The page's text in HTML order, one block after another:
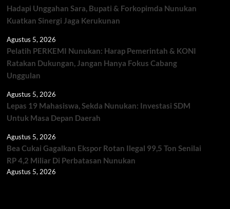
Hadapi Unggahan Sara, Bupati & Forkopimda Nunukan
Kuatkan Sinergi Jaga Kerukunan
Agustus 5, 2026
Pelatih PERKEMI Nunukan: Harap Pemerintah & KONI
Ratakan Dukungan, Jangan Hanya Fokus Cabang
Unggulan
Agustus 5, 2026
Lepas 19 Mahasiswa, Sekda Nunukan: Investasi SDM
Untuk Masa Depan Daerah
Agustus 5, 2026
Bea Cukai Gagalkan Ekspor Rotan Ilegal 99,5 Ton Senilai
RP 4,2 Miliar Di Perbatasan Nunukan
Agustus 5, 2026